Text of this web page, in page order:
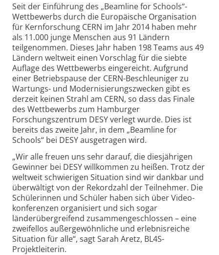
Seit der Einführung des „Beamline for Schools“-
Wettbewerbs durch die Europäische Organisation
für Kernforschung CERN im Jahr 2014 haben mehr
als 11.000 junge Menschen aus 91 Ländern
teilgenommen. Dieses Jahr haben 198 Teams aus 49
Ländern weltweit einen Vorschlag für die siebte
Auflage des Wettbewerbs eingereicht. Aufgrund
einer Betriebspause der CERN-Beschleuniger zu
Wartungs- und Modernisierungs­zwecken gibt es
derzeit keinen Strahl am CERN, so dass das Finale
des Wettbewerbs zum Hamburger
Forschungszentrum DESY verlegt wurde. Dies ist
bereits das zweite Jahr, in dem „Beamline for
Schools“ bei DESY ausgetragen wird.
„Wir alle freuen uns sehr darauf, die diesjährigen
Gewinner bei DESY willkommen zu heißen. Trotz der
weltweit schwierigen Situation sind wir dankbar und
überwältigt von der Rekordzahl der Teilnehmer. Die
Schülerinnen und Schüler haben sich über Video­
konferenzen organisiert und sich sogar
länderübergreifend zusammen­geschlossen – eine
zweifellos außergewöhnliche und erlebnisreiche
Situation für alle“, sagt Sarah Aretz, BL4S-
Projektleiterin.